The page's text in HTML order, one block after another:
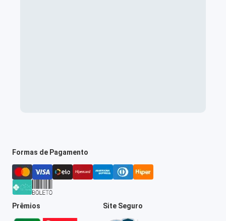
Formas de Pagamento
Prêmios Site Seguro